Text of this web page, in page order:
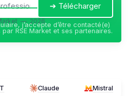
— 2026
➔ Télécharger
j’accepte d’être contacté(e)
RSE Market et ses partenaires.
Claude Mistral